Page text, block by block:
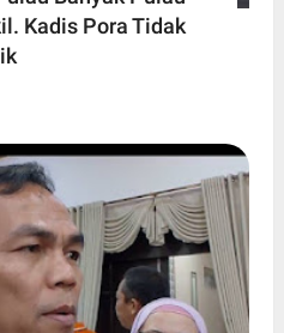
Kadis Pora Tidak